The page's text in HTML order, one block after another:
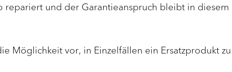
und der Garantieanspruch bleibt in diesem
Möglichkeit vor, in Einzelfällen ein Ersatzprodukt